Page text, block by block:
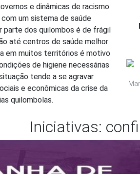
e dinâmicas de racismo
um sistema de saúde
parte dos quilombos é de frágil
até centros de saúde melhor
em muitos territórios é motivo
de higiene necessárias
tende a se agravar
e econômicas da crise da
quilombolas.
Iniciativas:
de recursos
Vidal Martins
Community
Casino Online